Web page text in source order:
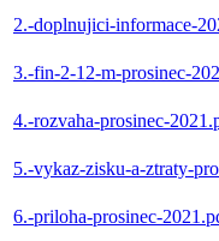
2.-doplnujici-informace-
3.-fin-2-12-m-prosinec-
4.-rozvaha-prosinec-
5.-vykaz-zisku-a-ztraty-
6.-priloha-prosinec-